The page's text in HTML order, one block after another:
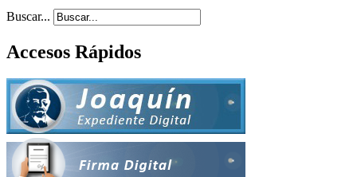
Buscar...
Accesos Rápidos